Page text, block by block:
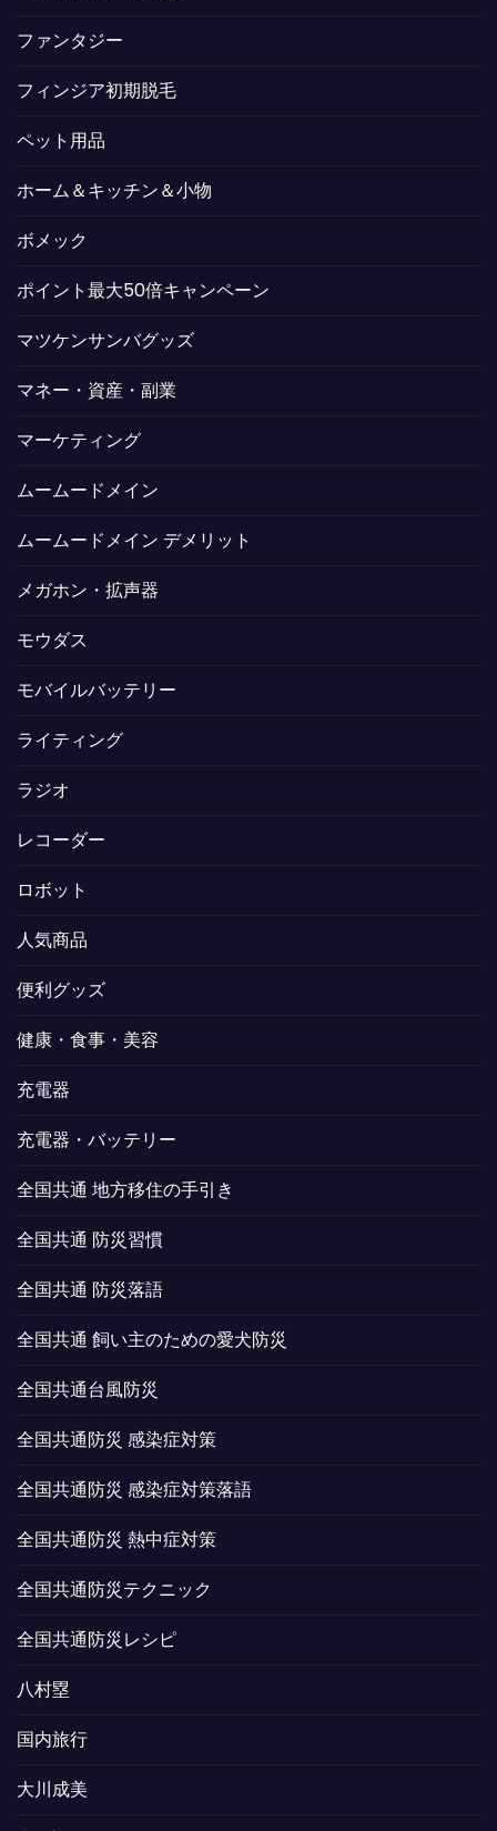
ファンタジー
フィンジア初期脱毛
ペット用品
ホーム＆キッチン＆小物
ボメック
ポイント最大50倍キャンペーン
マツケンサンバグッズ
マネー・資産・副業
マーケティング
ムームードメイン
ムームードメイン デメリット
メガホン・拡声器
モウダス
モバイルバッテリー
ライティング
ラジオ
レコーダー
ロボット
人気商品
便利グッズ
健康・食事・美容
充電器
充電器・バッテリー
全国共通 地方移住の手引き
全国共通 防災習慣
全国共通 防災落語
全国共通 飼い主のための愛犬防災
全国共通台風防災
全国共通防災 感染症対策
全国共通防災 感染症対策落語
全国共通防災 熱中症対策
全国共通防災テクニック
全国共通防災レシピ
八村塁
国内旅行
大川成美